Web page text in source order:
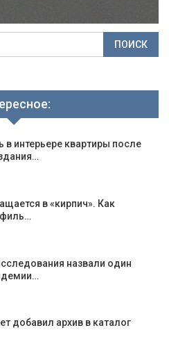
в интерьере квартиры после
в «кирпич». Как
назвали один
добавил архив в каталог